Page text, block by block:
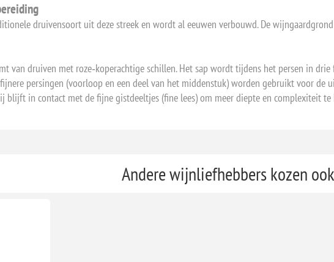
druivensoort uit deze streek en wordt al eeuwen verbouwd. De
van druiven met roze‑koperachtige schillen. Het sap wordt tijdens het persen in
persingen (voorloop en een deel van het middenstuk) worden gebruikt voor
blijft in contact met de fijne gistdeeltjes (fine lees) om meer diepte en complexiteit te
Andere wijnliefhebbers kozen